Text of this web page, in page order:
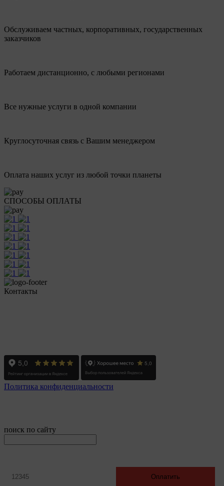
Обслуживаем частных, корпоративных, государственных
заказчиков
Работаем дистанционно, с любыми регионами
Все нужные услуги в одной компании
Круглосуточная связь с Вашим менеджером
Оплата наших услуг из любой точки планеты
СПОСОБЫ ОПЛАТЫ
Контакты
Политика конфиденциальности
поиск по сайту
Оплатить